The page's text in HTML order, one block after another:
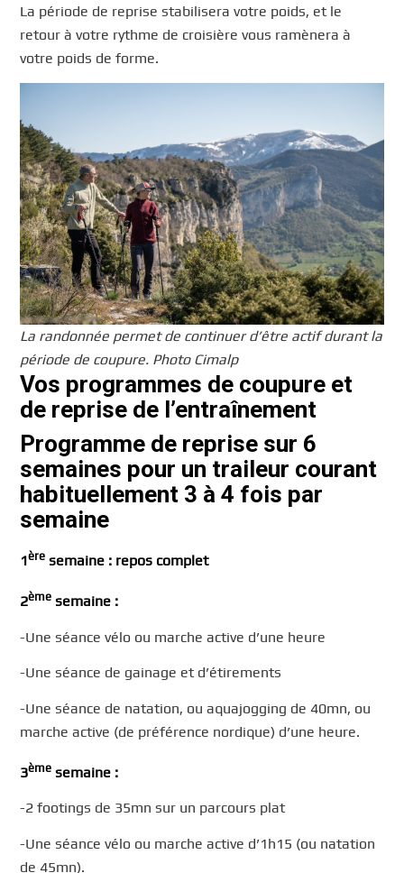
La période de reprise stabilisera votre poids, et le
retour à votre rythme de croisière vous ramènera à
votre poids de forme.
La randonnée permet de continuer d’être actif durant la
période de coupure. Photo Cimalp
Vos programmes de coupure et
de reprise de l’entraînement
Programme de reprise sur 6
semaines pour un traileur courant
habituellement 3 à 4 fois par
semaine
1ère semaine : repos complet
2ème semaine :
-Une séance vélo ou marche active d’une heure
-Une séance de gainage et d’étirements
-Une séance de natation, ou aquajogging de 40mn, ou
marche active (de préférence nordique) d’une heure.
3ème semaine :
-2 footings de 35mn sur un parcours plat
-Une séance vélo ou marche active d’1h15 (ou natation
de 45mn).